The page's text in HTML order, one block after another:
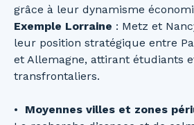
grâce à leur dynamisme
Exemple Lorraine : Metz et
leur position stratégique entre
et Allemagne, attirant étudiants
transfrontaliers.
Moyennes villes et zones